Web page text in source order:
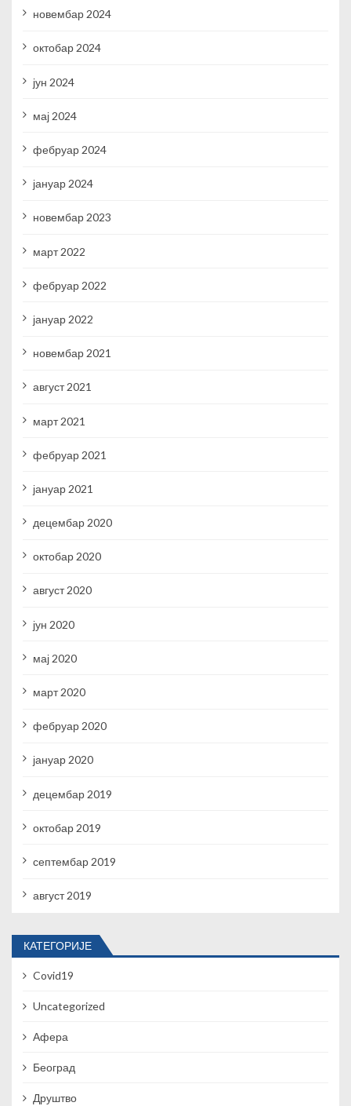
новембар 2024
октобар 2024
јун 2024
мај 2024
фебруар 2024
јануар 2024
новембар 2023
март 2022
фебруар 2022
јануар 2022
новембар 2021
август 2021
март 2021
фебруар 2021
јануар 2021
децембар 2020
октобар 2020
август 2020
јун 2020
мај 2020
март 2020
фебруар 2020
јануар 2020
децембар 2019
октобар 2019
септембар 2019
август 2019
КАТЕГОРИЈЕ
Covid19
Uncategorized
Афера
Београд
Друштво